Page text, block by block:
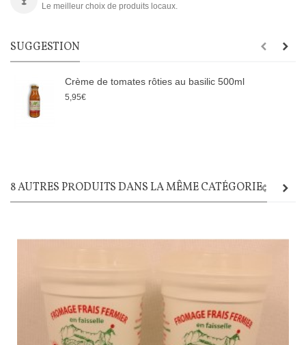
Le meilleur choix de produits locaux.
SUGGESTION
Crème de tomates rôties au basilic 500ml
5,95€
8 AUTRES PRODUITS DANS LA MÊME CATÉGORIE :